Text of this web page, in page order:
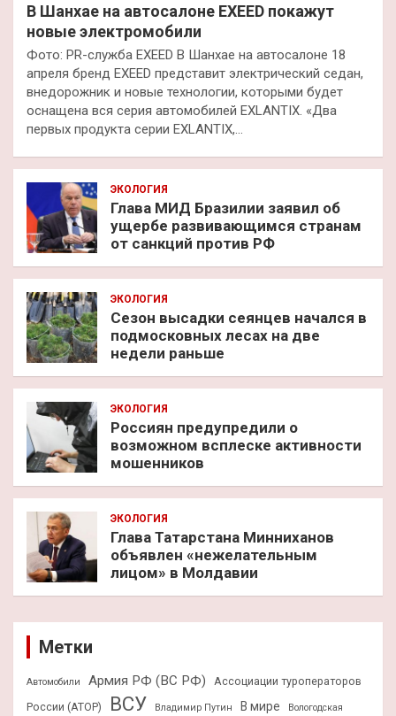
В Шанхае на автосалоне EXEED покажут
новые электромобили
Фото: PR-служба EXEED В Шанхае на автосалоне 18
апреля бренд EXEED представит электрический седан,
внедорожник и новые технологии, которыми будет
оснащена вся серия автомобилей EXLANTIX. «Два
первых продукта серии EXLANTIX,…
ЭКОЛОГИЯ
Глава МИД Бразилии заявил об
ущербе развивающимся странам
от санкций против РФ
ЭКОЛОГИЯ
Сезон высадки сеянцев начался в
подмосковных лесах на две
недели раньше
ЭКОЛОГИЯ
Россиян предупредили о
возможном всплеске активности
мошенников
ЭКОЛОГИЯ
Глава Татарстана Минниханов
объявлен «нежелательным
лицом» в Молдавии
Метки
Автомобили Армия РФ (ВС РФ)
Ассоциации туроператоров
России (АТОР)
ВСУ Владимир Путин В мире
Вологодская